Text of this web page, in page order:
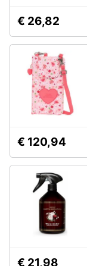
€ 26,82
€ 120,94
€ 21,98